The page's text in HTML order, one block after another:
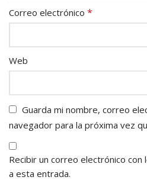
Correo electrónico *
Web
Guarda mi nombre, correo
navegador para la próxima vez
Recibir un correo electrónico
a esta entrada.